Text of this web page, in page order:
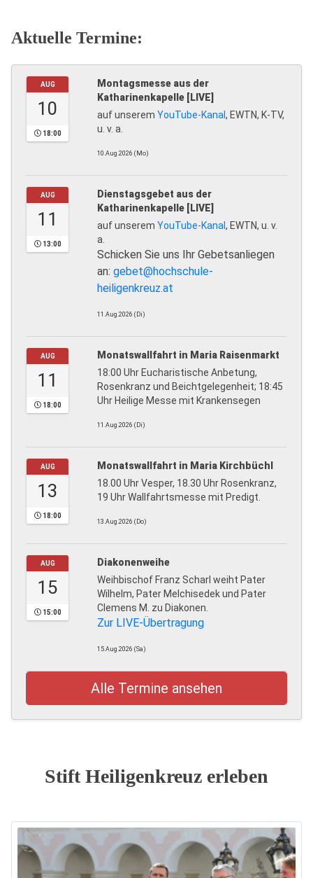
Aktuelle Termine:
AUG
10
18:00
Montagsmesse aus der
Katharinenkapelle [LIVE]
auf unserem YouTube-Kanal, EWTN, K-TV,
u. v. a.
10.Aug.2026 (Mo)
AUG
11
13:00
Dienstagsgebet aus der
Katharinenkapelle [LIVE]
auf unserem YouTube-Kanal, EWTN, u. v.
a.
Schicken Sie uns Ihr Gebetsanliegen
an: gebet@hochschule-
heiligenkreuz.at
11.Aug.2026 (Di)
AUG
11
18:00
Monatswallfahrt in Maria Raisenmarkt
18:00 Uhr Eucharistische Anbetung,
Rosenkranz und Beichtgelegenheit; 18:45
Uhr Heilige Messe mit Krankensegen
11.Aug.2026 (Di)
AUG
13
18:00
Monatswallfahrt in Maria Kirchbüchl
18.00 Uhr Vesper, 18.30 Uhr Rosenkranz,
19 Uhr Wallfahrtsmesse mit Predigt.
13.Aug.2026 (Do)
AUG
15
15:00
Diakonenweihe
Weihbischof Franz Scharl weiht Pater
Wilhelm, Pater Melchisedek und Pater
Clemens M. zu Diakonen.
Zur LIVE-Übertragung
15.Aug.2026 (Sa)
Alle Termine ansehen
Stift Heiligenkreuz erleben